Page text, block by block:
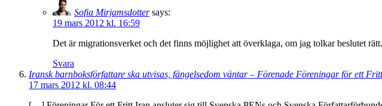
Sofia Mirjamsdotter says:
19 mars 2012 kl. 16:59
Det är migrationsverket och det finns möjlighet att överklaga, om jag tolkar beslutet rätt.
Svara
Iransk barnboksförfattare ska utvisas, fängelsedom väntar – Förenade Föreningar för ett
17 mars 2012 kl. 08:44